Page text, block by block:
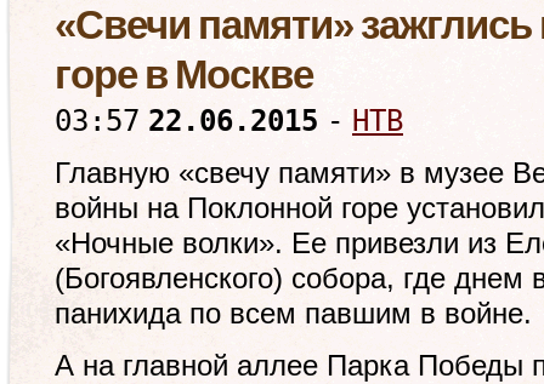
«Свечи памяти»
горе в Москве
03:57 22.06.2015 - НТВ
Главную «свечу памяти» в музее
войны на Поклонной горе
«Ночные волки». Ее привезли из
(Богоявленского) собора, где днем
панихида по всем павшим в войне.
А на главной аллее Парка Победы